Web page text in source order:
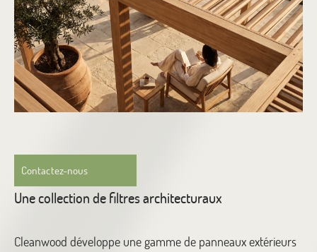
Contactez-nous
Une collection de filtres architecturaux
Cleanwood développe une gamme de panneaux extérieurs